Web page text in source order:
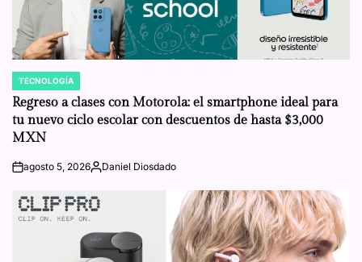
POSTED
IN
TECNOLOGÍA
Regreso a clases con Motorola: el smartphone ideal para
tu nuevo ciclo escolar con descuentos de hasta $3,000
MXN
onagosto 5, 2026Posted
Daniel Diosdado